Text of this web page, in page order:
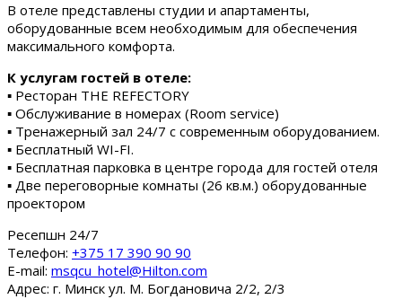
В отеле представлены студии и апартаменты,
оборудованные всем необходимым для обеспечения
максимального комфорта.
К услугам гостей в отеле:
▪ Ресторан THE REFECTORY
▪ Обслуживание в номерах (Room service)
▪ Тренажерный зал 24/7 с современным оборудованием.
▪ Бесплатный WI-FI.
▪ Бесплатная парковка в центре города для гостей отеля
▪ Две переговорные комнаты (26 кв.м.) оборудованные
проектором
Ресепшн 24/7
Tелефон: +375 17 390 90 90
E-mail: msqcu_hotel@Hilton.com
Адрес: г. Минск ул. М. Богдановича 2/2, 2/3